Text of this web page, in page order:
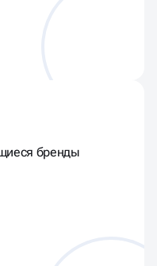
бренды